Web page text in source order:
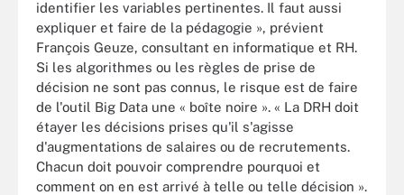
identifier les variables pertinentes. Il faut aussi
expliquer et faire de la pédagogie », prévient
François Geuze, consultant en informatique et RH.
Si les algorithmes ou les règles de prise de
décision ne sont pas connus, le risque est de faire
de l'outil Big Data une « boîte noire ». « La DRH doit
étayer les décisions prises qu'il s'agisse
d'augmentations de salaires ou de recrutements.
Chacun doit pouvoir comprendre pourquoi et
comment on en est arrivé à telle ou telle décision ».